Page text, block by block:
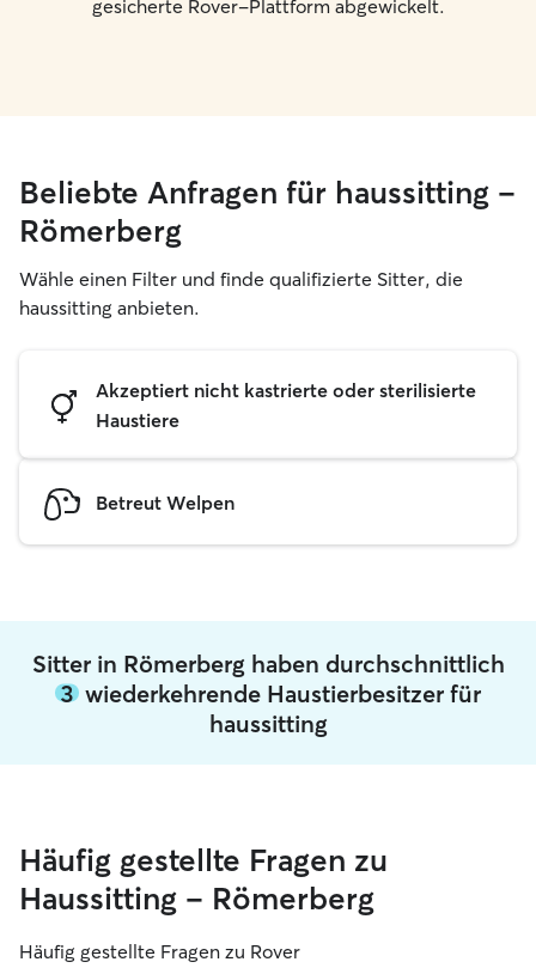
gesicherte Rover-Plattform abgewickelt.
Beliebte Anfragen für haussitting –
Römerberg
Wähle einen Filter und finde qualifizierte Sitter, die
haussitting anbieten.
Akzeptiert nicht kastrierte oder sterilisierte
Haustiere
Betreut Welpen
Sitter in Römerberg haben durchschnittlich
3 wiederkehrende Haustierbesitzer für
haussitting
Häufig gestellte Fragen zu
Haussitting – Römerberg
Häufig gestellte Fragen zu Rover